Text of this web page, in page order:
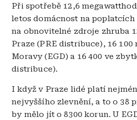
Při spotřebě 12,6
letos domácnost na
na obnovitelné zdroje zhruba
Praze (PRE distribuce), 16 100
Moravy (EGD) a 16 400 ve
distribuce).
I když v Praze lidé platí
nejvyššího zlevnění, a to o 38
by mělo jít o 8300 korun. U